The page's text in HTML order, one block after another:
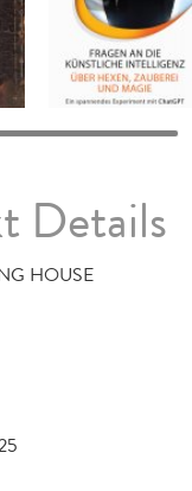
Details
HOUSE